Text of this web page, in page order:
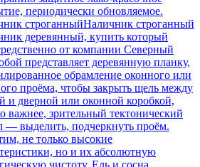
периодически обновляемое.
строганныйНаличник строганный
деревянный, купить который
от компании Северный
представляет деревянную планку,
обрамление оконного или
проёма, чтобы закрыть щель между
и дверной или оконной коробкой,
важнее, зрительный тектонический
— выделить, подчеркнуть проём.
не только высокие
но и их абсолютную
чистоту. Ель и сосна,